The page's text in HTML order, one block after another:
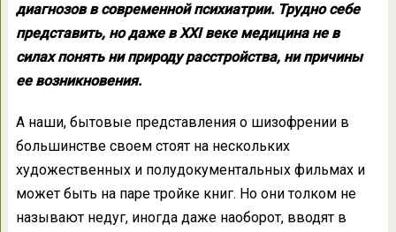
диагнозов в современной психиатрии. Трудно себе
представить, но даже в XXI веке медицина не в
силах понять ни природу расстройства, ни причины
ее возникновения.
А наши, бытовые представления о шизофрении в
большинстве своем стоят на нескольких
художественных и полудокументальных фильмах и
может быть на паре тройке книг. Но они толком не
называют недуг, иногда даже наоборот, вводят в